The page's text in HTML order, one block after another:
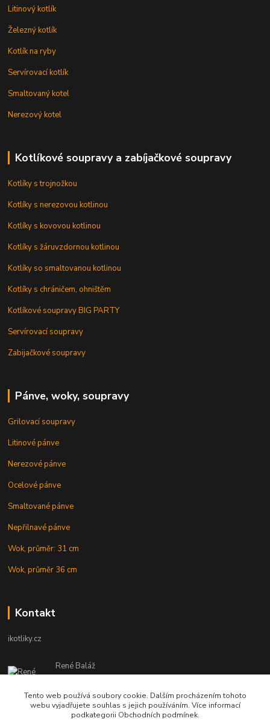
Litinový kotlík
Železný kotlík
Kotlík na ryby
Servírovací kotlík
Smaltovaný kotel
Nerezový kotel
Kotlíkové soupravy a zabíjačkové soupravy
Kotlíky s trojnožkou
Kotlíky s nerezovou kotlinou
Kotlíky s kovovou kotlinou
Kotlíky s žáruvzdornou kotlinou
Kotlíky so smaltovanou kotlinou
Kotlíky s chráničem, ohništěm
Kotlíkové soupravy BIG PARTY
Servírovací soupravy
Zabijačkové soupravy
Pánve, woky, soupravy
Grilovací soupravy
Litinové pánve
Nerezové pánve
Ocelové pánve
Smaltované pánve
Nepřilnavé pánve
Wok, průměr: 31 cm
Wok, průměr 36 cm
Kontakt
ikotliky.cz
René Baláž
Eshop: +421 902 212 007
od 8:00 - do 16:00 hod
info@ikotliky.cz
Tento web používá soubory cookie. Dalším procházením tohoto
webu vyjadřujete souhlas s jejich používáním. Více informací
podkategorii Obchodních podmínek.